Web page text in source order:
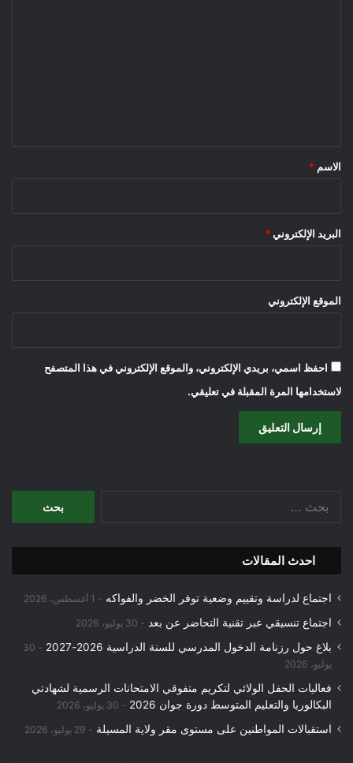
*
الاسم *
البريد الإلكتروني *
الموقع الإلكتروني
احفظ اسمي، بريدي الإلكتروني، والموقع الإلكتروني في هذا المتصفح
لاستخدامها المرة المقبلة في تعليقي.
احدث المقالات
اجتماع لدراسة وتقييم وضعية توفر الخضر والفواكه 1 أغسطس، 2026
اجتماع تنسيقي عبر تقنية التحاضر عن بعد 30 يوليو، 2026
بلاغ حول رزنامة الدخول المدرسي للسنة الدراسية 2026-2027
30
يوليو، 2026
فعاليات الحفل الولائي لتكريم متفوقي الامتحانات الرسمية لشهادتي
البكالوريا والتعليم المتوسط دورة جوان 2026
30 يوليو، 2026
استقبالات المواطنين على مستوى مقر ولاية المسيلة 29 يوليو، 2026